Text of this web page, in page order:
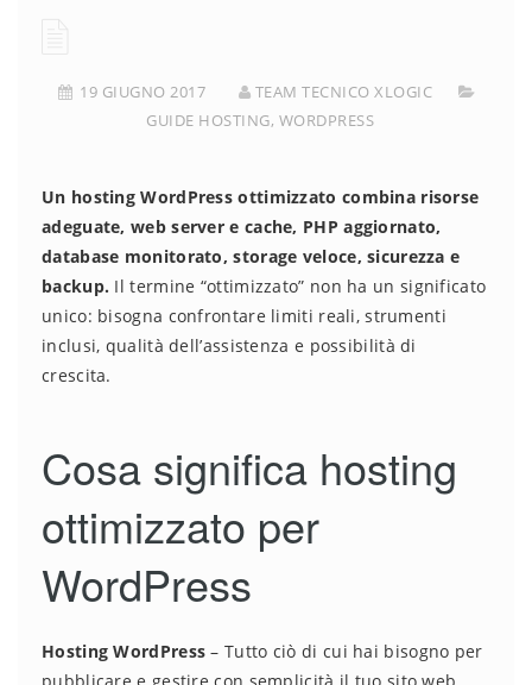
19 GIUGNO 2017
TEAM TECNICO XLOGIC
GUIDE HOSTING, WORDPRESS
Un hosting WordPress ottimizzato combina risorse
adeguate, web server e cache, PHP aggiornato,
database monitorato, storage veloce, sicurezza e
backup. Il termine “ottimizzato” non ha un significato
unico: bisogna confrontare limiti reali, strumenti
inclusi, qualità dell’assistenza e possibilità di
crescita.
Cosa significa hosting
ottimizzato per
WordPress
Hosting WordPress – Tutto ciò di cui hai bisogno per